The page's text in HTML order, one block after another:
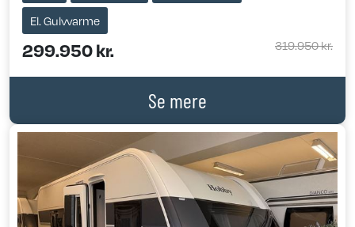
El. Gulvvarme
299.950 kr. 319.950 kr.
Se mere